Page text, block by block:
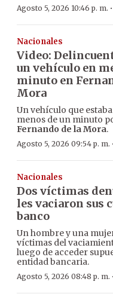
Agosto 5, 2026 10:46 p. m.
Nacionales
Video:
un vehículo en
minuto en
Mora
Un vehículo que
menos de un minuto
Fernando de la Mora.
Agosto 5, 2026 09:54 p. m. ·
Nacionales
Dos víctimas
les vaciaron sus
banco
Un hombre y una
víctimas del
luego de acceder
entidad bancaria.
Agosto 5, 2026 08:48 p. m. ·